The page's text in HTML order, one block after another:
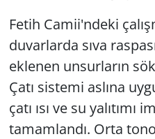
Fetih Camii'ndeki
duvarlarda sıva
eklenen unsurların
Çatı sistemi aslına
çatı ısı ve su
tamamlandı. Orta